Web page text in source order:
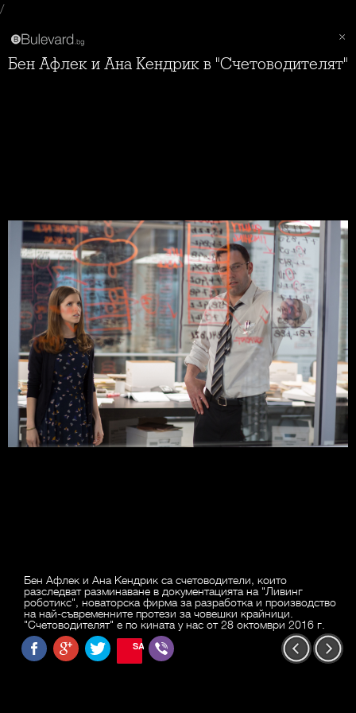
/
Бен Афлек и Ана Кендрик в "Счетоводителят"
Бен Афлек и Ана Кендрик са счетоводители, които
разследват разминаване в документацията на "Ливинг
роботикс", новаторска фирма за разработка и производство
на най-съвременните протези за човешки крайници.
"Счетоводителят" е по кината у нас от 28 октомври 2016 г.
SAVE